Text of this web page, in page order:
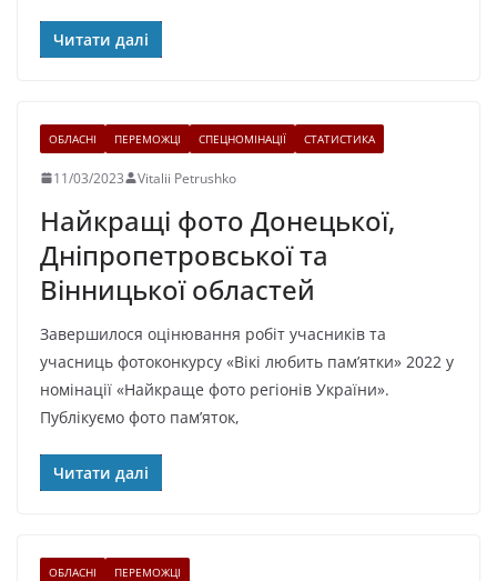
Читати далі
ОБЛАСНІ ПЕРЕМОЖЦІ СПЕЦНОМІНАЦІЇ СТАТИСТИКА
11/03/2023 Vitalii Petrushko
Найкращі фото Донецької,
Дніпропетровської та
Вінницької областей
Завершилося оцінювання робіт учасників та
учасниць фотоконкурсу «Вікі любить памʼятки» 2022 у
номінації «Найкраще фото регіонів України».
Публікуємо фото пам’яток,
Читати далі
ОБЛАСНІ ПЕРЕМОЖЦІ